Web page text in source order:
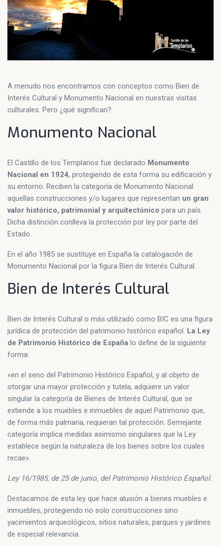
A menudo nos encontramos con conceptos como Bien de
Interés Cultural y Monumento Nacional en nuestras visitas
culturales. Pero ¿qué significan?
Monumento Nacional
El Castillo de los Templarios fue declarado Monumento
Nacional en 1924, protegiendo de esta forma su edificación y
su entorno. Reciben la categoría de Monumento Nacional
aquellas construcciones y/o lugares que representan un gran
valor histórico, patrimonial y arquitectónico para un país.
Dicha distinción conlleva la protección por ley por parte del
Estado.
En el año 1985 se sustituye en España la catalogación de
Monumento Nacional por la figura Bien de Interés Cultural.
Bien de Interés Cultural
Bien de Interés Cultural o más utilizado como BIC es una figura
jurídica de protección del patrimonio histórico español. La Ley
de Patrimonio Histórico de España lo define de la siguiente
forma:
«en el seno del Patrimonio Histórico Español, y al objeto de
otorgar una mayor protección y tutela, adquiere un valor
singular la categoría de Bienes de Interés Cultural, que se
extiende a los muebles e inmuebles de aquel Patrimonio que,
de forma más palmaria, requieran tal protección. Semejante
categoría implica medidas asimismo singulares que la Ley
establece según la naturaleza de los bienes sobre los cuales
recae».
Ley 16/1985, de 25 de junio, del Patrimonio Histórico Español.
Destacamos de esta ley que hace alusión a bienes muebles e
inmuebles, protegiendo no solo construcciones sino
yacimientos arqueológicos, sitios naturales, parques y jardines
de especial relevancia.